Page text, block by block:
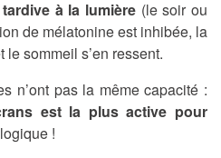
à la lumière(le soir ou
de mélatonine est inhibée, la
sommeil s’en ressent.
n’ont pas la même capacité :
est la plus active pour
!